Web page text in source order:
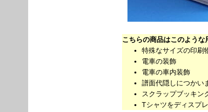
こちらの商品はこのような
特殊なサイズの印刷
電車の装飾
電車の車内装飾
譜面代隠しにつかい
スクラップブッキン
Tシャツをディスプ